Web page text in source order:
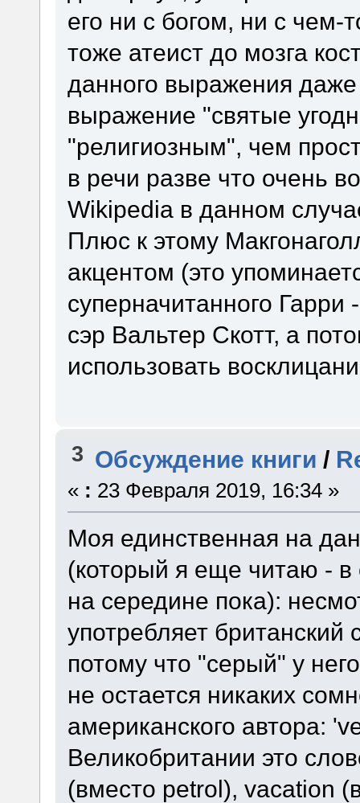
его ни с богом, ни с
тоже атеист до мозга
данного выражения
выражение "святые
"религиозным", чем
в речи разве что очень
Wikipedia в данном
Плюс к этому
акцентом (это
суперначитанного Гарри
сэр Вальтер Скотт, а
использовать
3 Обсуждение книги /
« : 23 Февраля 2019, 16:34 »
Моя единственная на
(который я еще читаю - в
на середине пока):
употребляет
потому что "серый" у
не остается никаких
американского автора:
Великобритании это
(вместо petrol), vacation